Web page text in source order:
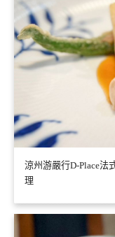
涼州游嚴行D-Place法
理